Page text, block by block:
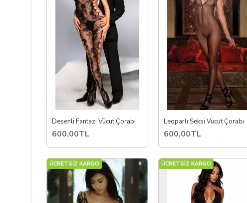
Desenli Fantazi Vücut Çorabı
600,00TL
Leoparlı Seksi Vücut Çorabı
600,00TL
ÜCRETSİZ KARGO ÜCRETSİZ KARGO